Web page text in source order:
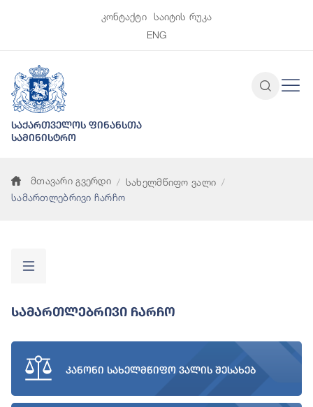
კონტაქტი
საიტის რუკა
ENG
საქართველოს ფინანსთა
სამინისტრო
მთავარი გვერდი
სახელმწიფო ვალი
სამართლებრივი ჩარჩო
Სამართლებრივი Ჩარჩო
კანონი სახელმწიფო ვალის შესახებ